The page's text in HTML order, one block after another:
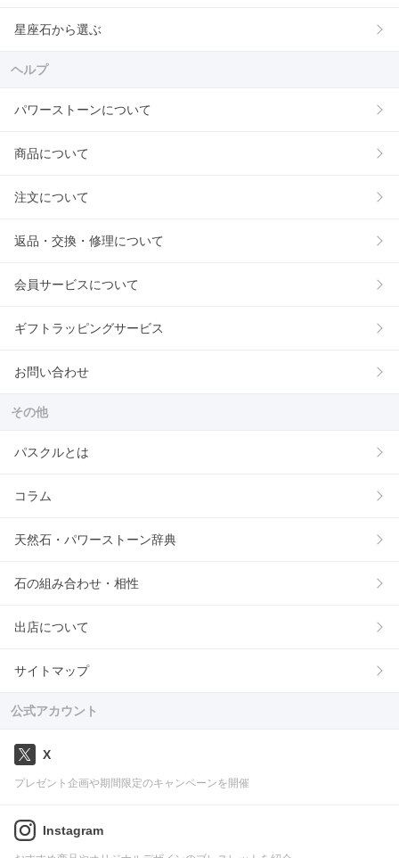
星座石から選ぶ
ヘルプ
パワーストーンについて
商品について
注文について
返品・交換・修理について
会員サービスについて
ギフトラッピングサービス
お問い合わせ
その他
パスクルとは
コラム
天然石・パワーストーン辞典
石の組み合わせ・相性
出店について
サイトマップ
公式アカウント
X
プレゼント企画や期間限定のキャンペーンを開催
Instagram